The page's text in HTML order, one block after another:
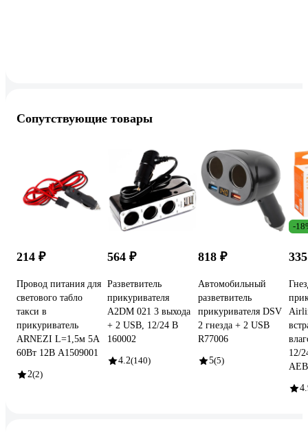
Сопутствующие товары
214 ₽
Провод питания для
светового табло
такси в
прикуриватель
ARNEZI L=1,5м 5А
60Вт 12В A1509001
2(2)
564 ₽
Разветвитель
прикуривателя
A2DM 021 3 выхода
+ 2 USB, 12/24 В
160002
4.2(140)
818 ₽
Автомобильный
разветвитель
прикуривателя DSV
2 гнезда + 2 USB
R77006
5(5)
-
12/